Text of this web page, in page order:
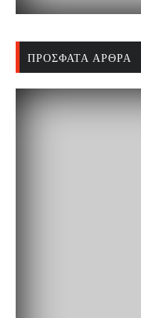
ΠΡΌΣΦΑΤΑ ΆΡΘΡΑ